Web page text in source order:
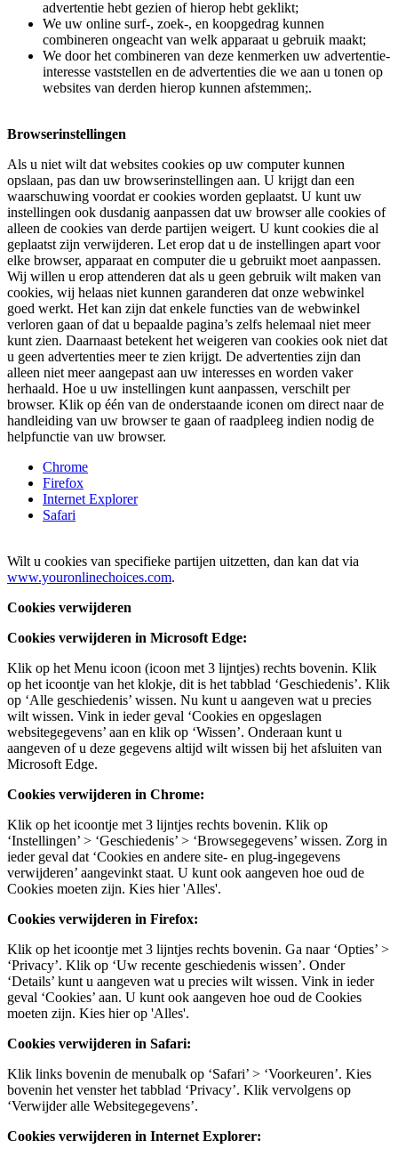
advertentie hebt gezien of hierop hebt geklikt;
We uw online surf-, zoek-, en koopgedrag kunnen
combineren ongeacht van welk apparaat u gebruik maakt;
We door het combineren van deze kenmerken uw advertentie-
interesse vaststellen en de advertenties die we aan u tonen op
websites van derden hierop kunnen afstemmen;.
Browserinstellingen
Als u niet wilt dat websites cookies op uw computer kunnen
opslaan, pas dan uw browserinstellingen aan. U krijgt dan een
waarschuwing voordat er cookies worden geplaatst. U kunt uw
instellingen ook dusdanig aanpassen dat uw browser alle cookies of
alleen de cookies van derde partijen weigert. U kunt cookies die al
geplaatst zijn verwijderen. Let erop dat u de instellingen apart voor
elke browser, apparaat en computer die u gebruikt moet aanpassen.
Wij willen u erop attenderen dat als u geen gebruik wilt maken van
cookies, wij helaas niet kunnen garanderen dat onze webwinkel
goed werkt. Het kan zijn dat enkele functies van de webwinkel
verloren gaan of dat u bepaalde pagina’s zelfs helemaal niet meer
kunt zien. Daarnaast betekent het weigeren van cookies ook niet dat
u geen advertenties meer te zien krijgt. De advertenties zijn dan
alleen niet meer aangepast aan uw interesses en worden vaker
herhaald. Hoe u uw instellingen kunt aanpassen, verschilt per
browser. Klik op één van de onderstaande iconen om direct naar de
handleiding van uw browser te gaan of raadpleeg indien nodig de
helpfunctie van uw browser.
Chrome
Firefox
Internet Explorer
Safari
Wilt u cookies van specifieke partijen uitzetten, dan kan dat via
www.youronlinechoices.com.
Cookies verwijderen
Cookies verwijderen in Microsoft Edge:
Klik op het Menu icoon (icoon met 3 lijntjes) rechts bovenin. Klik
op het icoontje van het klokje, dit is het tabblad ‘Geschiedenis’. Klik
op ‘Alle geschiedenis’ wissen. Nu kunt u aangeven wat u precies
wilt wissen. Vink in ieder geval ‘Cookies en opgeslagen
websitegegevens’ aan en klik op ‘Wissen’. Onderaan kunt u
aangeven of u deze gegevens altijd wilt wissen bij het afsluiten van
Microsoft Edge.
Cookies verwijderen in Chrome:
Klik op het icoontje met 3 lijntjes rechts bovenin. Klik op
‘Instellingen’ > ‘Geschiedenis’ > ‘Browsegegevens’ wissen. Zorg in
ieder geval dat ‘Cookies en andere site- en plug-ingegevens
verwijderen’ aangevinkt staat. U kunt ook aangeven hoe oud de
Cookies moeten zijn. Kies hier 'Alles'.
Cookies verwijderen in Firefox:
Klik op het icoontje met 3 lijntjes rechts bovenin. Ga naar ‘Opties’ >
‘Privacy’. Klik op ‘Uw recente geschiedenis wissen’. Onder
‘Details’ kunt u aangeven wat u precies wilt wissen. Vink in ieder
geval ‘Cookies’ aan. U kunt ook aangeven hoe oud de Cookies
moeten zijn. Kies hier op 'Alles'.
Cookies verwijderen in Safari:
Klik links bovenin de menubalk op ‘Safari’ > ‘Voorkeuren’. Kies
bovenin het venster het tabblad ‘Privacy’. Klik vervolgens op
‘Verwijder alle Websitegegevens’.
Cookies verwijderen in Internet Explorer: